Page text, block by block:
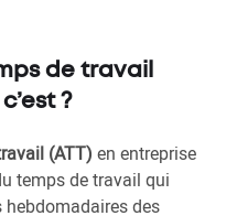
de travail
?
(ATT) en entreprise
temps de travail qui
hebdomadaires des